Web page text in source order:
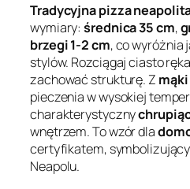
Tradycyjna pizza
wymiary:średnica 35 cm,
brzegi 1-2 cm, co wyróżnia
stylów. Rozciągaj ciasto
zachować strukturę. Z
pieczenia w wysokiej
charakterystyczny
wnętrzem. To wzór dla
certyfikatem,
Neapolu.